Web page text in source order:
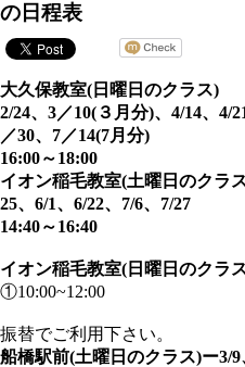
の日程表
大久保教室(日曜日のクラス)
2/24、3／10(３月分)、4/14、4/
／30、7／14(7月分)
16:00～18:00
イオン稲毛教室(土曜日のクラ
25、6/1、6/22、7/6、7/27
14:40～16:40
イオン稲毛教室(日曜日のクラ
①10:00~12:00
振替でご利用下さい。
船橋駅前(土曜日のクラス)ー3/9